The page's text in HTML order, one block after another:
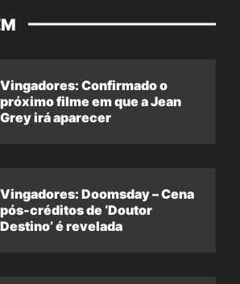
Vingadores: Confirmado o
próximo filme em que a Jean
Grey irá aparecer
Vingadores: Doomsday – Cena
pós-créditos de ‘Doutor
Destino’ é revelada